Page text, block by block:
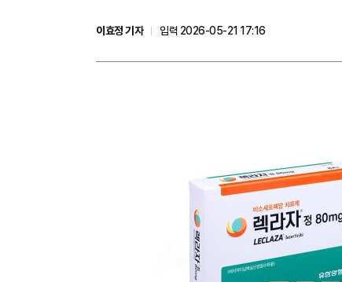
이효정 기자
입력 2026-05-21 17:16